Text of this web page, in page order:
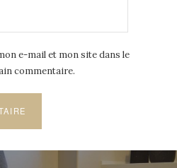
e-mail et mon site dans le
commentaire.